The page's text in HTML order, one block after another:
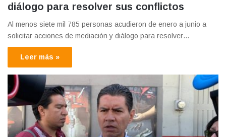
diálogo para resolver sus conflictos
Al menos siete mil 785 personas acudieron de enero a junio a
solicitar acciones de mediación y diálogo para resolver…
Leer más »